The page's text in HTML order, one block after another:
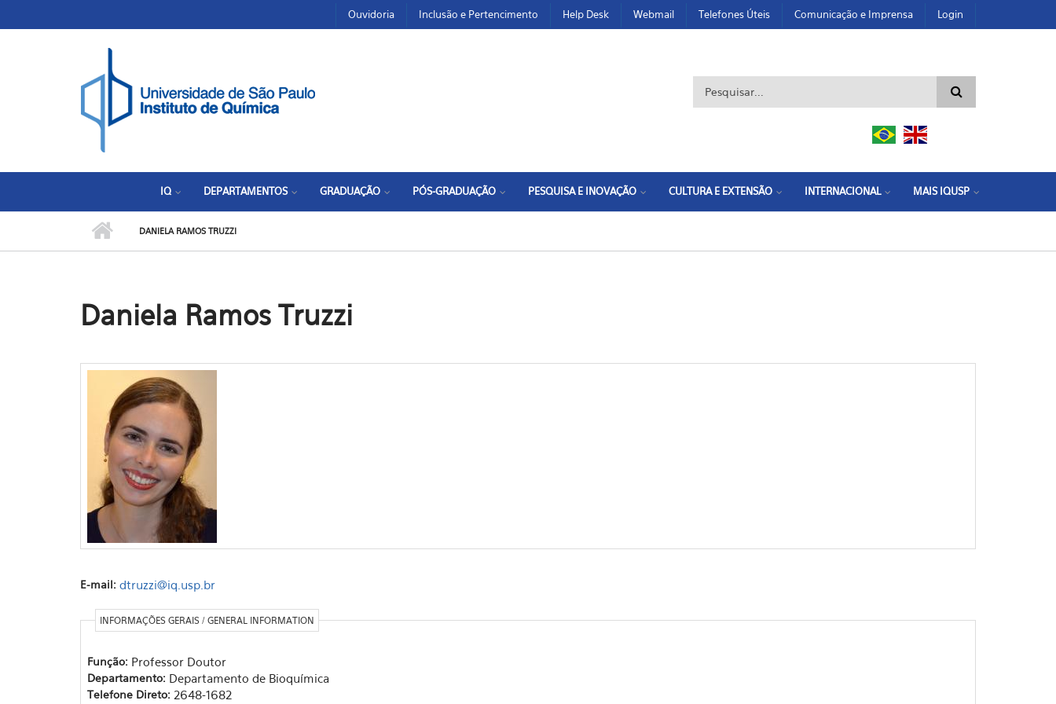
Ouvidoria Inclusão e Pertencimento Help Desk Webmail Telefones Úteis Comunicação e Imprensa Login
Formulário de busca
IQ DEPARTAMENTOS GRADUAÇÃO PÓS-GRADUAÇÃO PESQUISA E INOVAÇÃO CULTURA E EXTENSÃO INTERNACIONAL MAIS IQUSP
DANIELA RAMOS TRUZZI
Daniela Ramos Truzzi
E-mail: dtruzzi@iq.usp.br
INFORMAÇÕES GERAIS / GENERAL INFORMATION
Função: Professor Doutor
Departamento: Departamento de Bioquímica
Telefone Direto: 2648-1682